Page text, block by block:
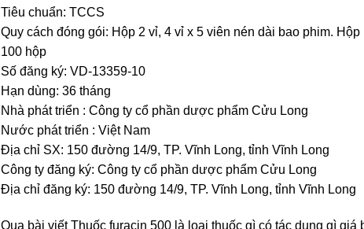
Tiêu chuẩn: TCCS
Quy cách đóng gói: Hộp 2 vỉ, 4 vỉ x 5 viên nén dài bao phim.
100 hộp
Số đăng ký: VD-13359-10
Hạn dùng: 36 tháng
Nhà phát triển : Công ty cổ phần dược phẩm Cửu Long
Nước phát triển : Việt Nam
Địa chỉ SX: 150 đường 14/9, TP. Vĩnh Long, tỉnh Vĩnh Long
Công ty đăng ký: Công ty cổ phần dược phẩm Cửu Long
Địa chỉ đăng ký: 150 đường 14/9, TP. Vĩnh Long, tỉnh Vĩnh Long
Qua bài viết Thuốc furacin 500 là loại thuốc gì có tác dụng gì